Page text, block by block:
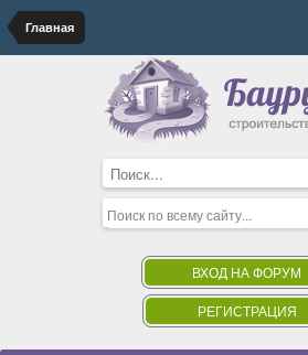
Главная
ВХОД НА ФОРУМ
РЕГИСТРАЦИЯ